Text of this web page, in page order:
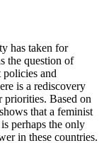
has taken for
the question of
and
is a rediscovery
Based on
that a feminist
perhaps the only
in these countries.